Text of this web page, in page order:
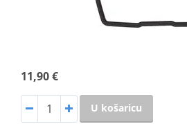
11,90 €
U košaricu